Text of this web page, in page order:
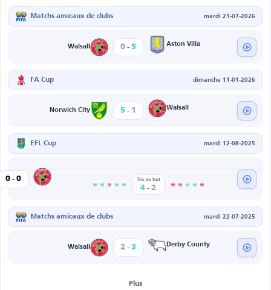
Matchs amicaux de clubs mardi 21-07-2026
Walsall 0 - 5 Aston Villa
FA Cup dimanche 11-01-2026
Norwich City 5 - 1 Walsall
EFL Cup mardi 12-08-2025
0 - 0 Tirs au but
4 - 2
Matchs amicaux de clubs mardi 22-07-2025
Walsall 2 - 3 Derby County
Plus